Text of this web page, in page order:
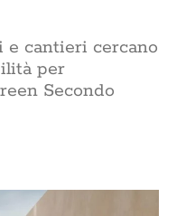
e cantieri cercano
per
Secondo